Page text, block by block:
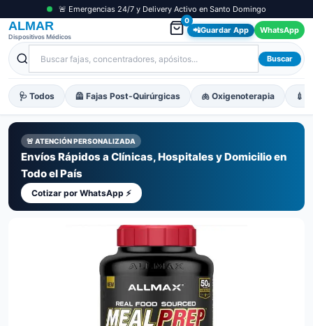
🚨 Emergencias 24/7 y Delivery Activo en Santo Domingo
ALMAR
Dispositivos Médicos
0
📲Guardar App WhatsApp
Buscar
🩺 Todos 🦺 Fajas Post-Quirúrgicas 🫁 Oxigenoterapia 💉
🚨 ATENCIÓN PERSONALIZADA
Envíos Rápidos a Clínicas, Hospitales y Domicilio en
Todo el País
Cotizar por WhatsApp ⚡